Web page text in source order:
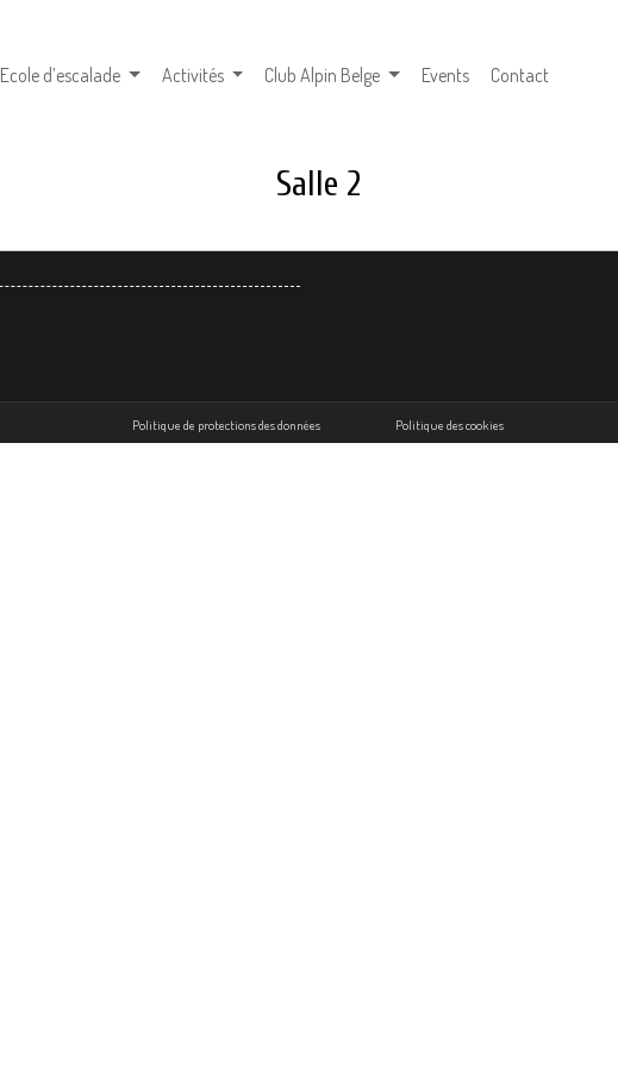
Ecole d’escalade Activités Club Alpin Belge Events Contact
Salle 2
Politique de protections des données Politique des cookies